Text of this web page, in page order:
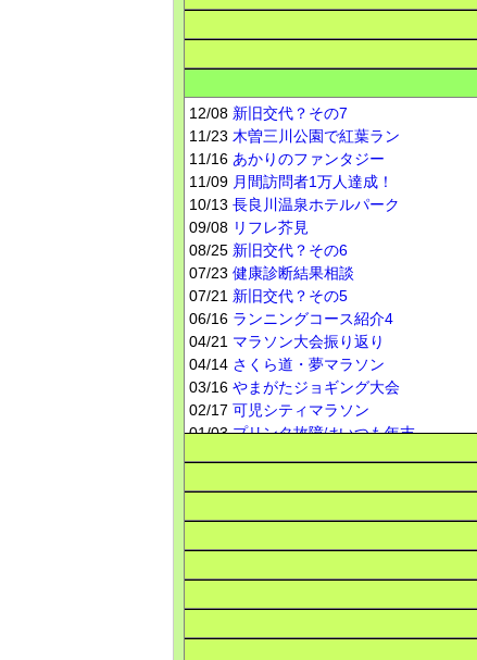
12/08 新旧交代？その7
11/23 木曽三川公園で紅葉ラン
11/16 あかりのファンタジー
11/09 月間訪問者1万人達成！
10/13長良川温泉ホテルパーク
09/08 リフレ芥見
08/25 新旧交代？その6
07/23健康診断結果相談
07/21 新旧交代？その5
06/16 ランニングコース紹介4
04/21 マラソン大会振り返り
04/14 さくら道・夢マラソン
03/16やまがたジョギング大会
02/17可児シティマラソン
01/03プリンタ故障はいつも年末